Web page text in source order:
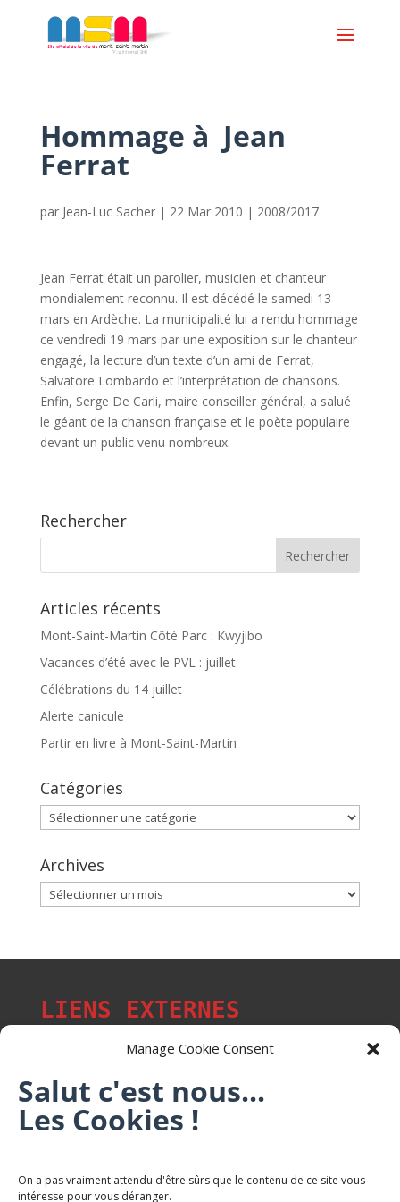
Manage Cookie Consent
Salut c'est nous...
Les Cookies !
On a pas vraiment attendu d'être sûrs que le contenu de ce site vous
intéresse pour vous déranger.
Hommage à Jean
Ferrat
par Jean-Luc Sacher| 22 Mar 2010 | 2008/2017
Jean Ferrat était un parolier, musicien et chanteur
mondialement reconnu. Il est décédé le samedi 13
mars en Ardèche. La municipalité lui a rendu hommage
ce vendredi 19 mars par une exposition sur le chanteur
engagé, la lecture d’un texte d’un ami de Ferrat,
Salvatore Lombardo et l’interprétation de chansons.
Enfin, Serge De Carli, maire conseiller général, a salué
le géant de la chanson française et le poète populaire
devant un public venu nombreux.
Rechercher
Articles récents
Mont-Saint-Martin Côté Parc : Kwyjibo
Vacances d’été avec le PVL : juillet
Célébrations du 14 juillet
Alerte canicule
Partir en livre à Mont-Saint-Martin
Catégories
Catégories
Archives
Archives
LIENS EXTERNES
Les p'tits citoyens de Mont-Saint-Martin
Trail Saintmartinois Daniel FEITE
Karaté Mont Saint Martin